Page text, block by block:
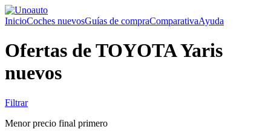
InicioCoches nuevosGuías de compraComparativaAyuda
Ofertas de TOYOTA Yaris
nuevos
Filtrar
Menor precio final primero